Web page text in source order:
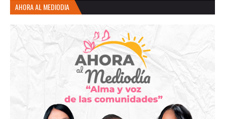
AHORA AL MEDIODIA